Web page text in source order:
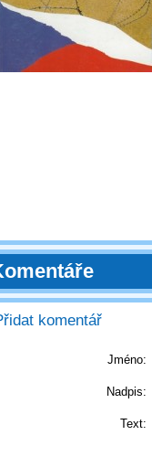
komentář
Jméno:
Nadpis:
Text: